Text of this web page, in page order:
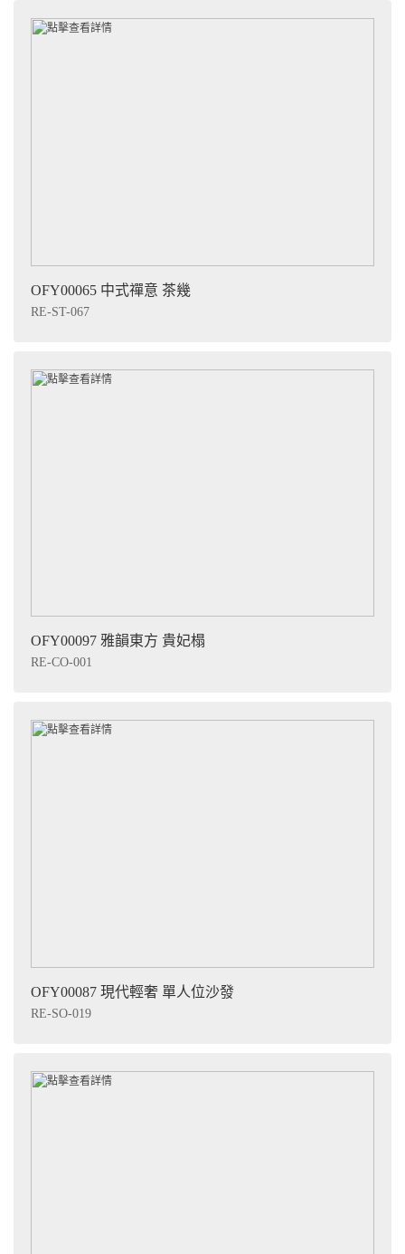
OFY00065 中式禪意 茶幾
RE-ST-067
OFY00097 雅韻東方 貴妃榻
RE-CO-001
OFY00087 現代輕奢 單人位沙發
RE-SO-019